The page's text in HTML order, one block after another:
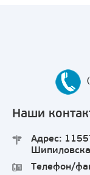
Наши
Адрес:
Телефон/